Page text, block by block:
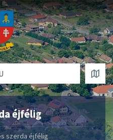
éjfélig
szerda éjfélig